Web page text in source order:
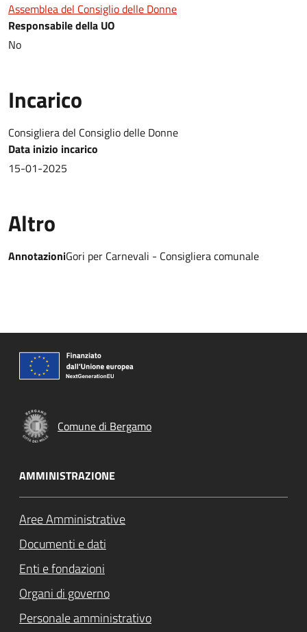
Assemblea del Consiglio delle Donne
Responsabile della UO
No
Incarico
Consigliera del Consiglio delle Donne
Data inizio incarico
15-01-2025
Altro
AnnotazioniGori per Carnevali - Consigliera comunale
Comune di Bergamo
AMMINISTRAZIONE
Aree Amministrative
Documenti e dati
Enti e fondazioni
Organi di governo
Personale amministrativo